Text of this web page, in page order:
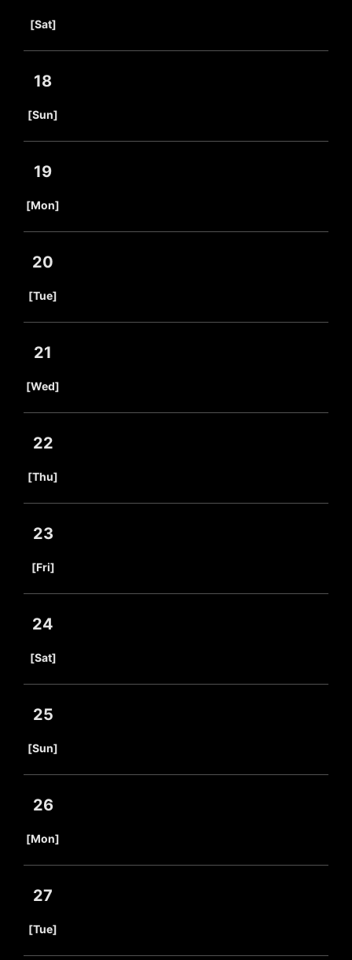
[Sat]
18
[Sun]
19
[Mon]
20
[Tue]
21
[Wed]
22
[Thu]
23
[Fri]
24
[Sat]
25
[Sun]
26
[Mon]
27
[Tue]